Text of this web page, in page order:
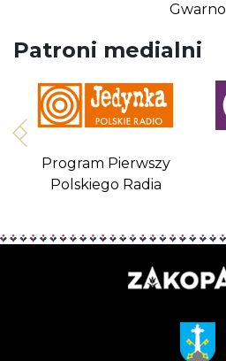
Gwarno
Patroni medialni
Program Pierwszy
Polskiego Radia